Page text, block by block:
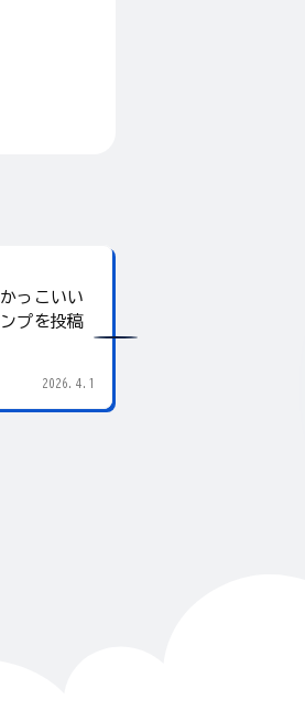
っこいい
プを投稿
2026.4.1